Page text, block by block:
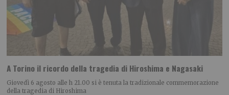
A Torino il ricordo della tragedia di Hiroshima e Nagasaki
Giovedì 6 agosto alle h 21.00 si è tenuta la tradizionale commemorazione
della tragedia di Hiroshima